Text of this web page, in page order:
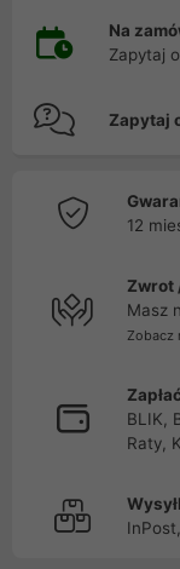
Na
Zapytaj
Zapytaj
12
Zwrot
Masz
Zobacz
BLIK,
Raty,